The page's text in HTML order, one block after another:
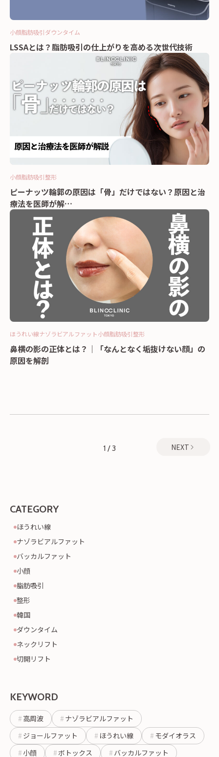
小顔脂肪吸引ダウンタイム
LSSAとは？脂肪吸引の仕上がりを高める次世代技術
小顔脂肪吸引整形
ピーナッツ輪郭の原因は「骨」だけではない？原因と治
療法を医師が解…
ほうれい線ナゾラビアルファット小顔脂肪吸引整形
鼻横の影の正体とは？｜「なんとなく垢抜けない顔」の
原因を解剖
1 / 3
ペー
ジ
送
り
NEXT
CATEGORY
ほうれい線
ナゾラビアルファット
バッカルファット
小顔
脂肪吸引
整形
韓国
ダウンタイム
ネックリフト
切開リフト
KEYWORD
高周波
ナゾラビアルファット
ジョールファット
ほうれい線
モダイオラス
小顔
ボトックス バッカルファット